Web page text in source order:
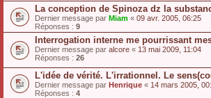
La conception de Spinoza dz la
Dernier message par Miam « 09 avr. 2005, 06:25
Réponses : 9
Interrogation interne me pourrissant
Dernier message par alcore « 13 mai 2009, 11:04
Réponses : 26
L'idée de vérité. L'irrationnel. Le
Dernier message par Henrique « 14 mars 2005,
Réponses : 4